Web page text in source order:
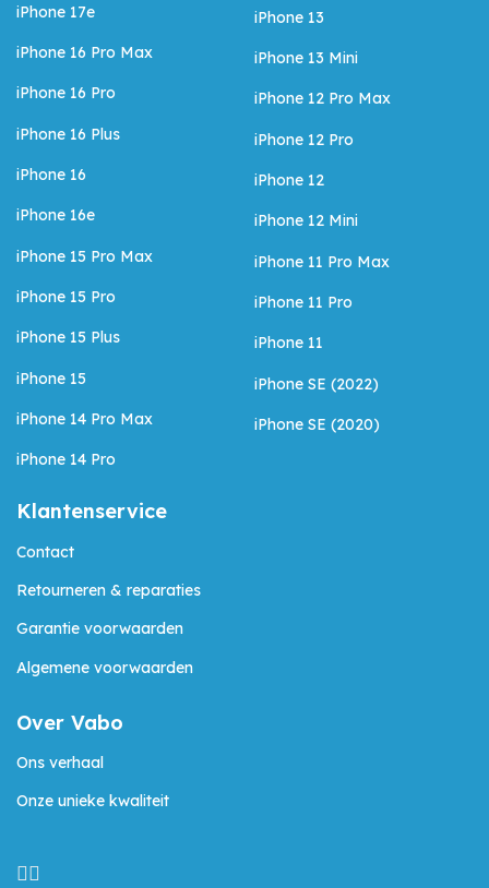
iPhone 17e
iPhone 16 Pro Max
iPhone 16 Pro
iPhone 16 Plus
iPhone 16
iPhone 16e
iPhone 15 Pro Max
iPhone 15 Pro
iPhone 15 Plus
iPhone 15
iPhone 14 Pro Max
iPhone 14 Pro
iPhone 13
iPhone 13 Mini
iPhone 12 Pro Max
iPhone 12 Pro
iPhone 12
iPhone 12 Mini
iPhone 11 Pro Max
iPhone 11 Pro
iPhone 11
iPhone SE (2022)
iPhone SE (2020)
Klantenservice
Contact
Retourneren & reparaties
Garantie voorwaarden
Algemene voorwaarden
Over Vabo
Ons verhaal
Onze unieke kwaliteit